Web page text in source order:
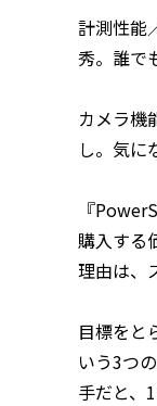
計測性能
秀。誰で
カメラ機
し。気に
『
購入する
理由は、
目標をと
いう3つ
手だと、